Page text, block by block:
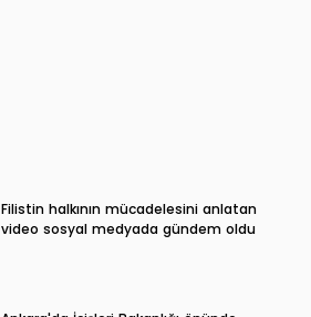
Filistin halkının mücadelesini anlatan
video sosyal medyada gündem oldu